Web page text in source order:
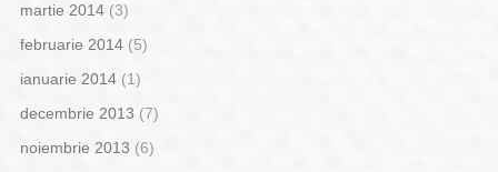
martie 2014(3)
februarie 2014(5)
ianuarie 2014(1)
decembrie 2013 (7)
noiembrie 2013 (6)